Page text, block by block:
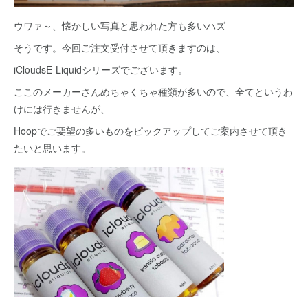
ウワァ～、懐かしい写真と思われた方も多いハズ
そうです。今回ご注文受付させて頂きますのは、
iCloudsE-Liquidシリーズでございます。
ここのメーカーさんめちゃくちゃ種類が多いので、全てというわ
けには行きませんが、
Hoopでご要望の多いものをピックアップしてご案内させて頂き
たいと思います。